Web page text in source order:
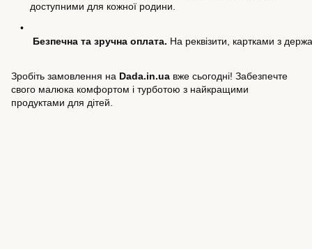
доступними для кожної родини.
•
Безпечна та зручна оплата. На реквізити, картками з
Зробіть замовлення на Dada.in.ua вже сьогодні! Забезпечте
свого малюка комфортом і турботою з найкращими
продуктами для дітей.